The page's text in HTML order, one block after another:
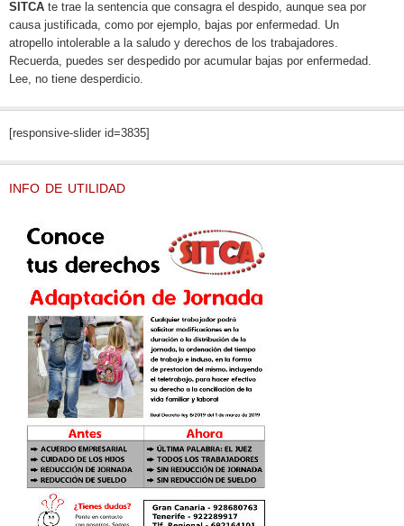
SITCA te trae la sentencia que consagra el despido, aunque sea por
causa justificada, como por ejemplo, bajas por enfermedad. Un
atropello intolerable a la saludo y derechos de los trabajadores.
Recuerda, puedes ser despedido por acumular bajas por enfermedad.
Lee, no tiene desperdicio.
[responsive-slider id=3835]
INFO DE UTILIDAD